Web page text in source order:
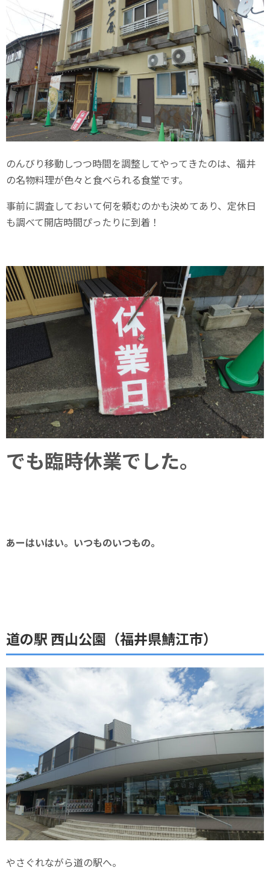
のんびり移動しつつ時間を調整してやってきたのは、福井
の名物料理が色々と食べられる食堂です。
事前に調査しておいて何を頼むのかも決めてあり、定休日
も調べて開店時間ぴったりに到着！
でも臨時休業でした。
あーはいはい。いつものいつもの。
道の駅 西山公園（福井県鯖江市）
やさぐれながら道の駅へ。